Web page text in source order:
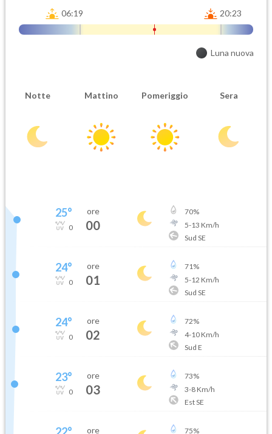
06:19 20:23
Luna nuova
Notte Mattino Pomeriggio Sera
25°
0
ore
00
70%
5-13 Km/h
Sud SE
24°
0
ore
01
71%
5-12 Km/h
Sud SE
24°
0
ore
02
72%
4-10Km/h
Sud E
23°
0
ore
03
73%
3-8Km/h
Est SE
ore 75%